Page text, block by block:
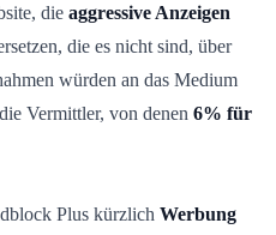
die aggressive Anzeigen
die es nicht sind, über
würden an das Medium
Vermittler, von denen 6% für
Plus kürzlich Werbung